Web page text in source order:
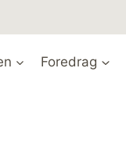
Foredrag